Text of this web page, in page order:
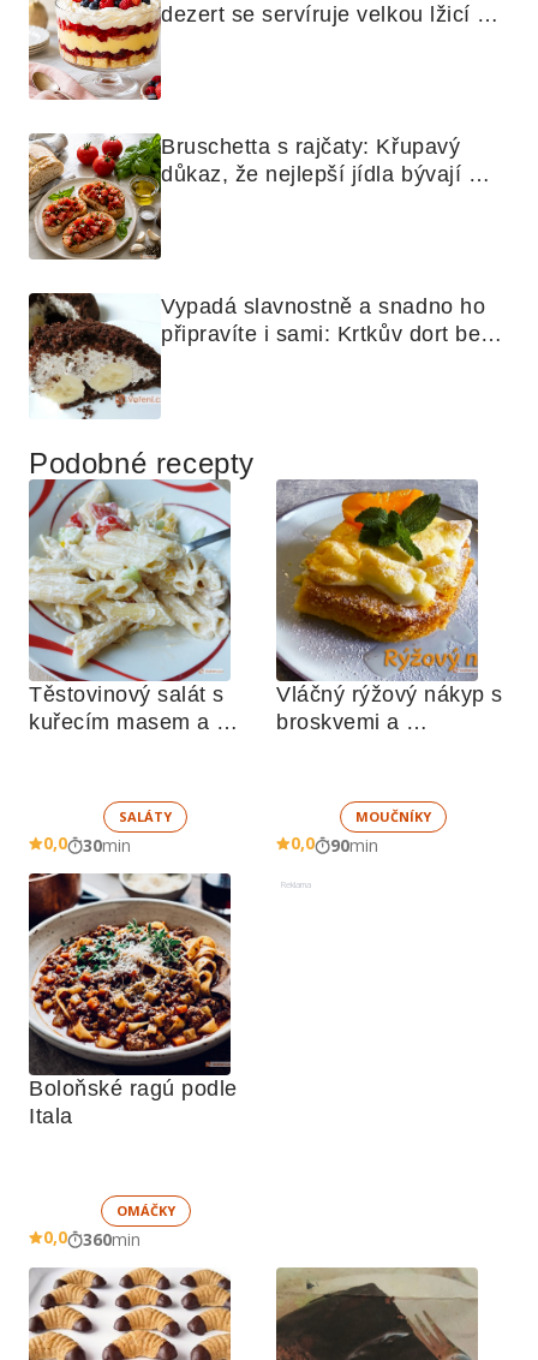
dezert se servíruje velkou lžicí
Bruschetta s rajčaty: Křupavý
důkaz, že nejlepší jídla bývají
Vypadá slavnostně a snadno ho
připravíte i sami: Krtkův dort bez
Podobné recepty
Těstovinový salát s
kuřecím masem a
SALÁTY
0,0 30min
Vláčný rýžový nákyp s
broskvemi a
MOUČNÍKY
0,0 90min
Boloňské ragú podle
Itala
OMÁČKY
0,0 360min
Reklama